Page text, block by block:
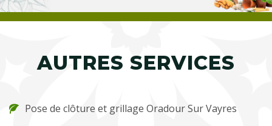
AUTRES SERVICES
Pose de clôture et grillage Oradour Sur Vayres